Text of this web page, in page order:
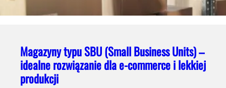
Magazyny typu SBU (Small Business Units) –
idealne rozwiązanie dla e-commerce i lekkiej
produkcji